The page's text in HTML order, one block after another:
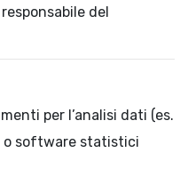
del
per l’analisi dati (es.
o software statistici